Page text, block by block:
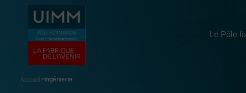
contenu
principal
Le Pôle
Accueil Ingénierie